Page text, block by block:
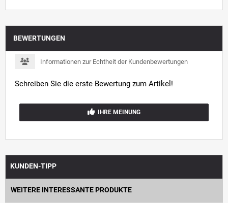
BEWERTUNGEN
Informationen zur Echtheit der Kundenbewertungen
Schreiben Sie die erste Bewertung zum Artikel!
IHRE MEINUNG
KUNDEN-TIPP
WEITERE INTERESSANTE PRODUKTE